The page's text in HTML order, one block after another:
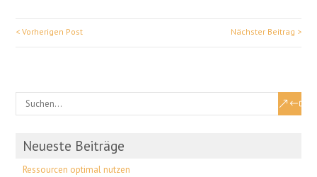
Neueste Beiträge
Ressourcen optimal nutzen